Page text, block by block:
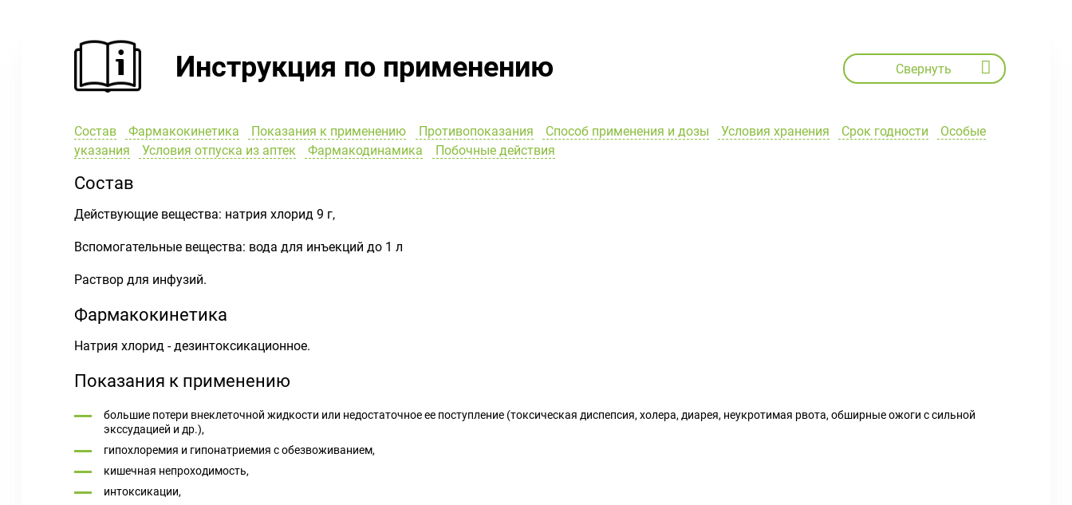
Инструкция по применению Свернуть
Состав Фармакокинетика Показания к применению Противопоказания Способ применения и дозы Условия хранения Срок годности
Особые
указания
Условия отпуска из аптек Фармакодинамика Побочные действия
Состав
Действующие вещества: натрия хлорид 9 г,
Вспомогательные вещества: вода для инъекций до 1 л
Раствор для инфузий.
Фармакокинетика
Натрия хлорид - дезинтоксикационное.
Показания к применению
большие потери внеклеточной жидкости или недостаточное ее поступление (токсическая диспепсия, холера, диарея, неукротимая рвота, обширные ожоги с сильной
экссудацией и др.),
гипохлоремия и гипонатриемия с обезвоживанием,
кишечная непроходимость,
интоксикации,